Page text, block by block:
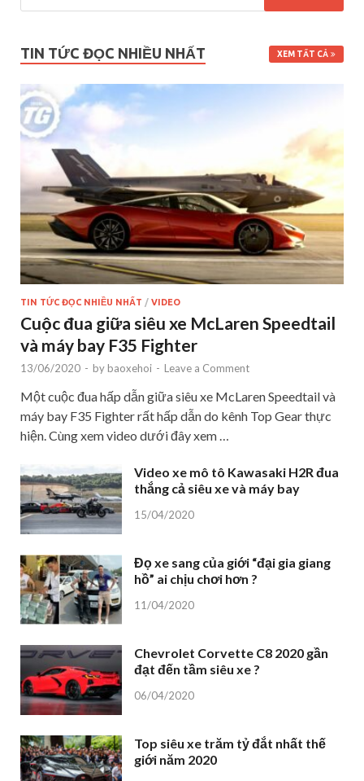
TIN TỨC ĐỌC NHIỀU NHẤT XEM TẤT CẢ
TIN TỨC ĐỌC NHIỀU NHẤT / VIDEO
Cuộc đua giữa siêu xe McLaren Speedtail
và máy bay F35 Fighter
13/06/2020 - by baoxehoi - Leave a Comment
Một cuộc đua hấp dẫn giữa siêu xe McLaren Speedtail và
máy bay F35 Fighter rất hấp dẫn do kênh Top Gear thực
hiện. Cùng xem video dưới đây xem …
Video xe mô tô Kawasaki H2R đua
thắng cả siêu xe và máy bay
15/04/2020
Đọ xe sang của giới “đại gia giang
hồ” ai chịu chơi hơn ?
11/04/2020
Chevrolet Corvette C8 2020 gần
đạt đến tầm siêu xe ?
06/04/2020
Top siêu xe trăm tỷ đắt nhất thế
giới năm 2020